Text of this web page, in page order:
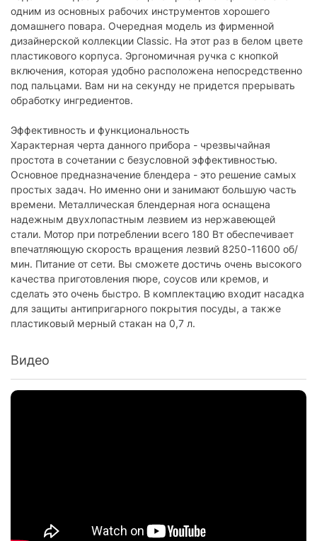
Цвет: черный
Комплектация
Комплектация:
блендер, мерный стакан 700 мл, насадка
для защиты покрытия посуды, инструкция
Характеристики и комплектация товара могут изменяться
одним из основных рабочих инструментов хорошего
домашнего повара. Очередная модель из фирменной
дизайнерской коллекции Classic. На этот раз в белом цвете
пластикового корпуса. Эргономичная ручка с кнопкой
включения, которая удобно расположена непосредственно
под пальцами. Вам ни на секунду не придется прерывать
обработку ингредиентов.
Эффективность и функциональность
Характерная черта данного прибора - чрезвычайная
простота в сочетании с безусловной эффективностью.
Основное предназначение блендера - это решение самых
простых задач. Но именно они и занимают большую часть
времени. Металлическая блендерная нога оснащена
надежным двухлопастным лезвием из нержавеющей
стали. Мотор при потреблении всего 180 Вт обеспечивает
впечатляющую скорость вращения лезвий 8250-11600 об/
мин. Питание от сети. Вы сможете достичь очень высокого
качества приготовления пюре, соусов или кремов, и
сделать это очень быстро. В комплектацию входит насадка
для защиты антипригарного покрытия посуды, а также
пластиковый мерный стакан на 0,7 л.
Видео